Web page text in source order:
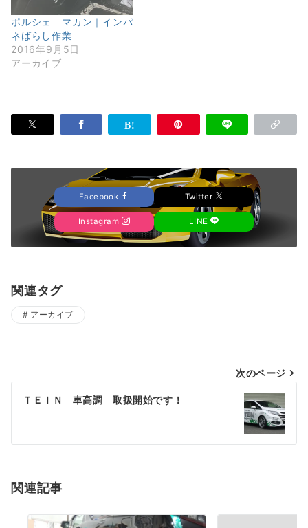
ポルシェ マカン｜インパ
ネばらし作業
2016年9月5日
アーカイブ
Facebook Twitter
Instagram LINE
関連タグ
アーカイブ
稿
ビ
ー
次のページ
ＴＥＩＮ 車高調 取扱開始です！
関連記事